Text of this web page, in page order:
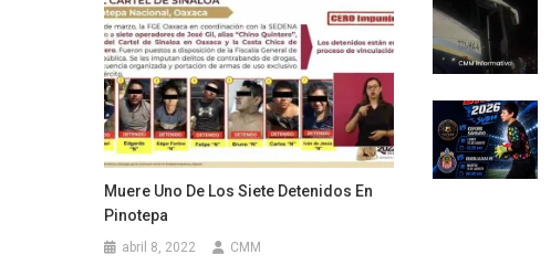
Muere Uno De Los Siete Detenidos En
Pinotepa
abril 8, 2022 CMM